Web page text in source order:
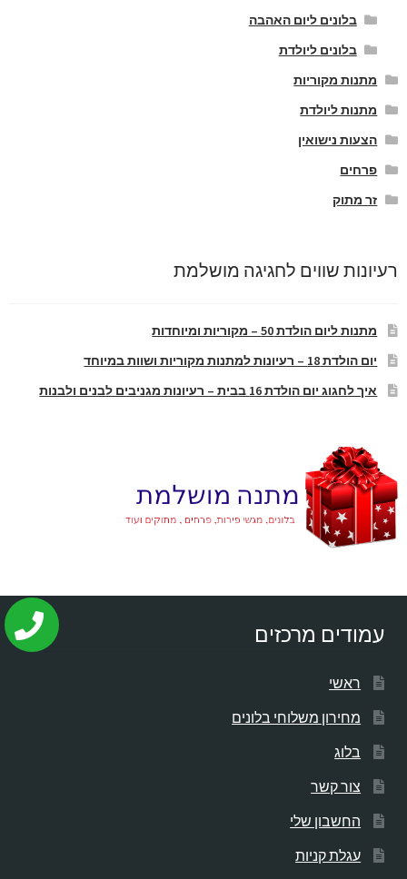
בלונים ליום האהבה
בלונים ליולדת
מתנות מקוריות
מתנות ליולדת
הצעות נישואין
פרחים
זר מתוק
רעיונות שווים לחגיגה מושלמת
מתנות ליום הולדת 50 – מקוריות ומיוחדות
יום הולדת 18 – רעיונות למתנות מקוריות ושוות במיוחד
איך לחגוג יום הולדת 16 בבית – רעיונות מגניבים לבנים ולבנות
עמודים מרכזים
ראשי
מחירון משלוחי בלונים
בלוג
צור קשר
החשבון שלי
עגלת קניות